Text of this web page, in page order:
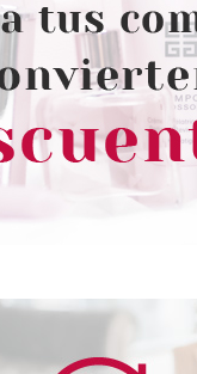
ESSENCE
ESSENCE TOP COAT
TRANSFORMADOR SUGAR
TOUCH 8 ML
Pvr 2.99€
-13%
desde
2.60€